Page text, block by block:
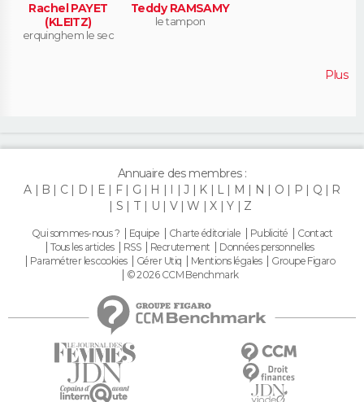
Rachel PAYET
(KLEITZ)
erquinghem le sec
Teddy RAMSAMY
le tampon
Plus
Annuaire des membres :
A
B C D E F G H I J K L M N O P Q
R
S
T U V W X Y Z
Qui sommes-nous ? Equipe Charte éditoriale Publicité
Contact
Tous les articles
RSS Recrutement
Données personnelles
Paramétrer les cookies
Gérer Utiq Mentions légales
Groupe Figaro
© 2026 CCM Benchmark